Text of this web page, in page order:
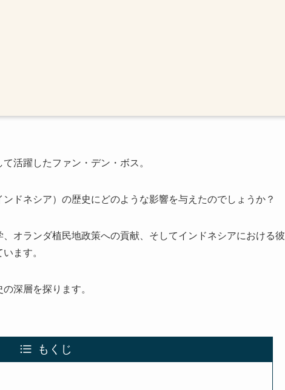
活躍したファン・デン・ボス。
ドネシア）の歴史にどのような影響を与えたのでしょうか？
オランダ植民地政策への貢献、そしてインドネシアにおける彼
ます。
深層を探ります。
もくじ